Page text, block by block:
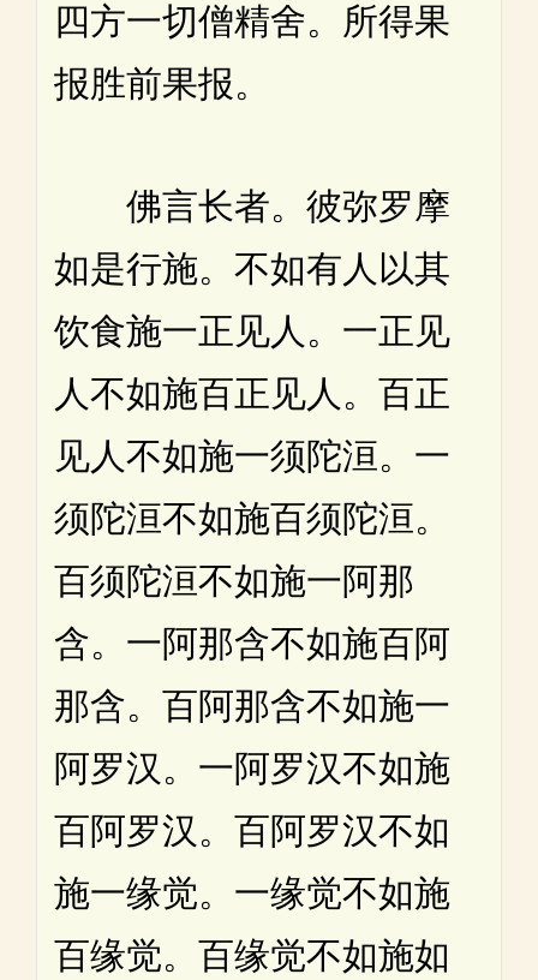
四方一切僧精舍。所得果
报胜前果报。
佛言长者。彼弥罗摩
如是行施。不如有人以其
饮食施一正见人。一正见
人不如施百正见人。百正
见人不如施一须陀洹。一
须陀洹不如施百须陀洹。
百须陀洹不如施一阿那
含。一阿那含不如施百阿
那含。百阿那含不如施一
阿罗汉。一阿罗汉不如施
百阿罗汉。百阿罗汉不如
施一缘觉。一缘觉不如施
百缘觉。百缘觉不如施如